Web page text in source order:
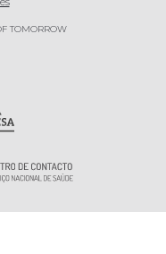
TOMORROW